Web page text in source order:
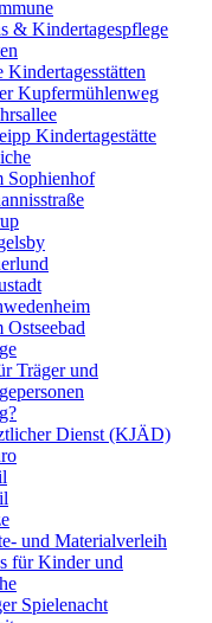
& Kindertagespflege
Kindertagesstätten
Kupfermühlenweg
Kindertagestätte
Sophienhof
Ostseebad
Träger und
Dienst (KJÄD)
und Materialverleih
für Kinder und
Spielenacht